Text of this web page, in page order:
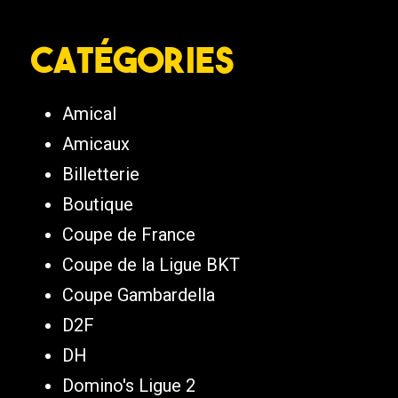
Catégories
Amical
Amicaux
Billetterie
Boutique
Coupe de France
Coupe de la Ligue BKT
Coupe Gambardella
D2F
DH
Domino's Ligue 2